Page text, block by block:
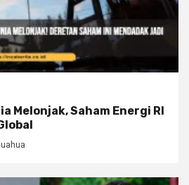
Melonjak, Saham Energi RI